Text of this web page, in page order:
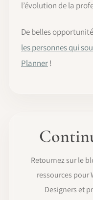
l’évolution de la
De belles
les personnes qui
Planner!
Retournez sur le
ressources pour
Designers et